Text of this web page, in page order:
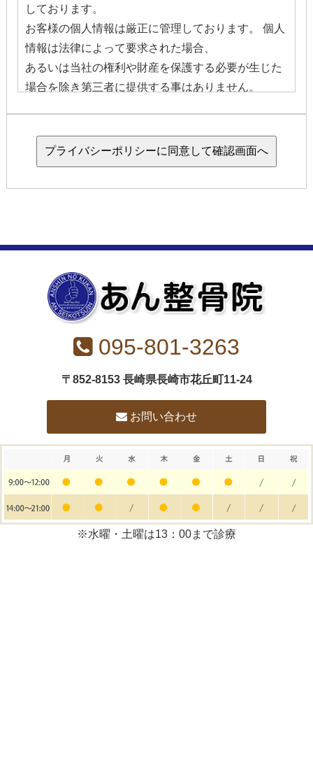
しております。
お客様の個人情報は厳正に管理しております。 個人
情報は法律によって要求された場合、
あるいは当社の権利や財産を保護する必要が生じた
場合を除き第三者に提供する事はありません。
く、 個人情報について、
以下のような取扱いをしており、利用目的以外に使
を収集する場合、診療・看護および皆様の医療にか
利用する場合は利用目的を、あらかじめお知らせ
し、ご了解を得た上で実施いたします.
２．個人情報の利用および提供について当院は、皆
き、本来の利用目的の範囲を超えて使用いたしませ
ん。当院は、法令の定める場合等を除き、皆様の許
可なく、その情報を第３者に提供いたしません。
◎ 患者さんの了解を得た場合
◎ 個人を識別あるいは特定できない状態に加工して
利用する場合
◎ 法令等により提供を要求された場合
095-801-3263
〒852-8153 長崎県長崎市花丘町11-24
お問い合わせ
※水曜・土曜は13：00まで診療